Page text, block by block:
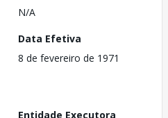
N/A
Data Efetiva
8 de fevereiro de 1971
Entidade Executora